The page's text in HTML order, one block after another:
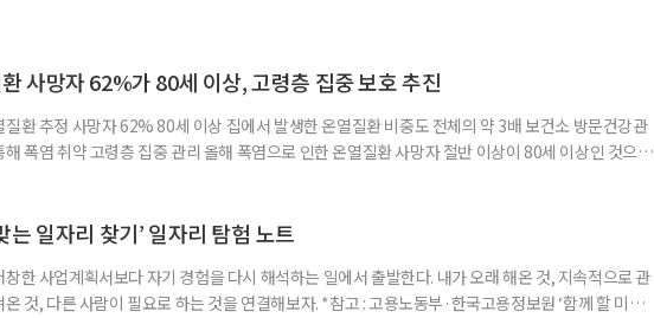
사망자 62%가 80세 이상, 고령층 집중 보호 추진
질환 추정 사망자 62% 80세 이상 집에서 발생한 온열질환 비중도 전체의 약 3배 보건소 방문건강관
해 폭염 취약 고령층 집중 관리 올해 폭염으로 인한 온열질환 사망자 절반 이상이 80세 이상인 것으로
825명(33.8%), 80세 이상은 300명(12.3%)으로 집계됐다. 연령별 환자 수
는 일자리 찾기’ 일자리 탐험 노트
창한 사업계획서보다 자기 경험을 다시 해석하는 일에서 출발한다. 내가 오래 해온 것, 지속적으로 관
온 것, 다른 사람이 필요로 하는 것을 연결해보자. *참고 : 고용노동부·한국고용정보원 ‘함께 할 미래